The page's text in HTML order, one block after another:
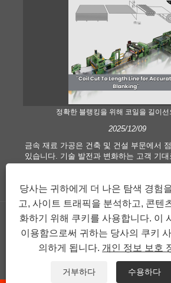
정확한 블랭킹을 위해 코일을 길이
2025/12/09
금속 재료 가공은 건축 및 건설 부문에서
있습니다. 기술 발전과 변화하는 고객 기
욱 높아진 제조 기준과 품질 요구 사항을
존의 수작업 처리 기술은 특히 정확성과
현대 산업의 요구를 충족시키기에 더 이상
다. 따라서 길이선에 맞게 절단된 코일이 코
장하게 되었습니다.
저작권 ©GUANGZHOU KINGREAL MACHINERY
신, 길이 기계로 절단된 코일, 길이 라인으로
Sitemap RSS XML
당사는 귀하에게 더 나은 탐색 경험
고, 사이트 트래픽을 분석하고, 콘텐
화하기 위해 쿠키를 사용합니다. 이
이용함으로써 귀하는 당사의 쿠키
의하게 됩니다. 개인 정보 보호
거부하다 수용하다